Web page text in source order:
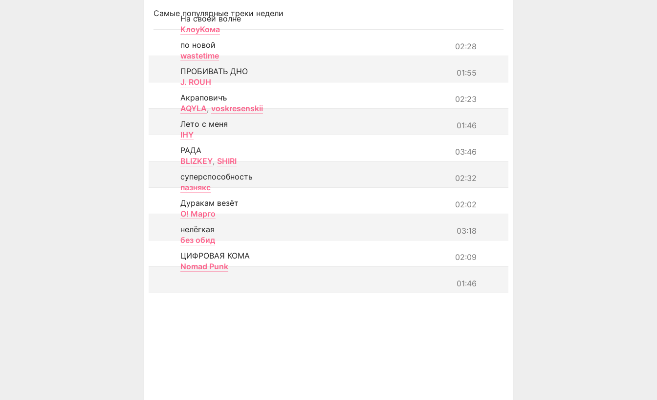
Самые популярные треки недели
На своей волне
КлоуКома
02:28
по новой
wastetime
01:55
ПРОБИВАТЬ ДНО
J. ROUH
02:23
Акраповичъ
AQYLA, voskresenskii
01:46
Лето с меня
IHY
03:46
РАДА
BLIZKEY, SHIRI
02:32
суперспособность
пазнякс
02:02
Дуракам везёт
О! Марго
03:18
нелёгкая
без обид
02:09
ЦИФРОВАЯ КОМА
Nomad Punk
01:46